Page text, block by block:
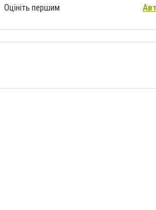
Оцініть першим